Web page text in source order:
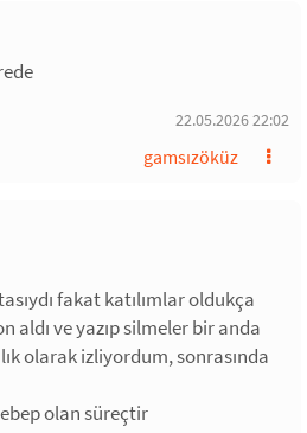
22.05.2026 22:02
gamsızöküz
fakat katılımlar oldukça
aldı ve yazıp silmeler bir anda
olarak izliyordum, sonrasında
olan süreçtir